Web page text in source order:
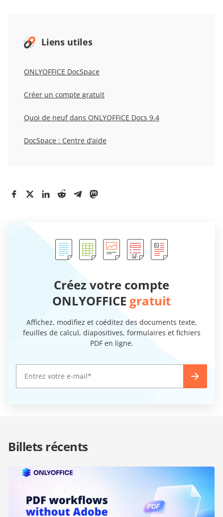
Liens utiles
ONLYOFFICE DocSpace
Créer un compte gratuit
Quoi de neuf dans ONLYOFFICE Docs 9.4
DocSpace : Centre d’aide
Créez votre compte
ONLYOFFICE gratuit
Affichez, modifiez et coéditez des documents texte,
feuilles de calcul, diapositives, formulaires et fichiers
PDF en ligne.
Billets récents